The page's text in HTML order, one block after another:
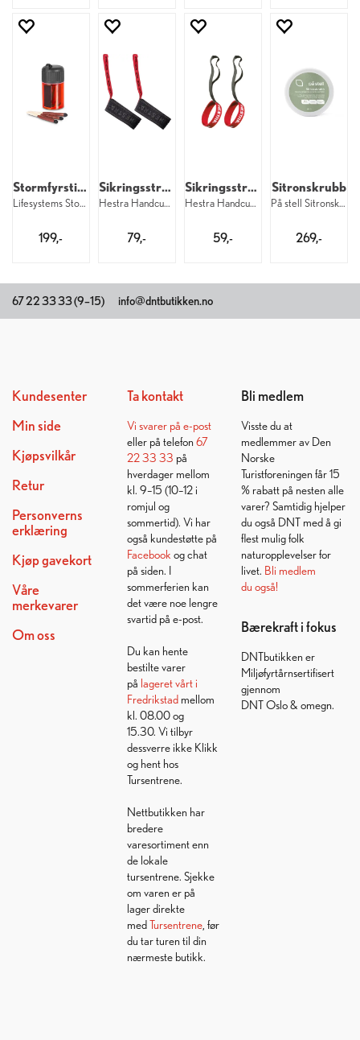
Stormfyrstikker
Lifesystems Stormproof Matches
199,-
Sikringsstropper brede
Hestra Handcuff 35 mm W 5–9
79,-
Sikringsstropper til barn
Hestra Handcuff 17 mm Baby 1–3
59,-
Sitronskrubb
På stell Sitronskrubb 180 g
269,-
67 22 33 33 (9–15) info@dntbutikken.no
Kundesenter
Min side
Kjøpsvilkår
Retur
Personverns
erklæring
Kjøp gavekort
Våre
merkevarer
Om oss
Ta kontakt
Vi svarer på e-post
eller på telefon 67
22 33 33 på
hverdager mellom
kl. 9–15 (10–12 i
romjul og
sommertid). Vi har
også kundestøtte på
Facebook og chat
på siden. I
sommerferien kan
det være noe lengre
svartid på e-post.
Du kan hente
bestilte varer
på lageret vårt i
Fredrikstadmellom
kl. 08.00 og
15.30. Vi tilbyr
dessverre ikke Klikk
og hent hos
Tursentrene.
Nettbutikken har
bredere
varesortiment enn
de lokale
tursentrene. Sjekke
om varen er på
lager direkte
medTursentrene, før
du tar turen til din
nærmeste butikk.
Bli medlem
Visste du at
medlemmer av Den
Norske
Turistforeningen får 15
% rabatt på nesten alle
varer? Samtidig hjelper
du også DNT med å gi
flest mulig folk
naturopplevelser for
livet. Bli medlem
du også!
Bærekraft i fokus
DNTbutikken er
Miljøfyrtårnsertifisert
gjennom
DNT Oslo & omegn.